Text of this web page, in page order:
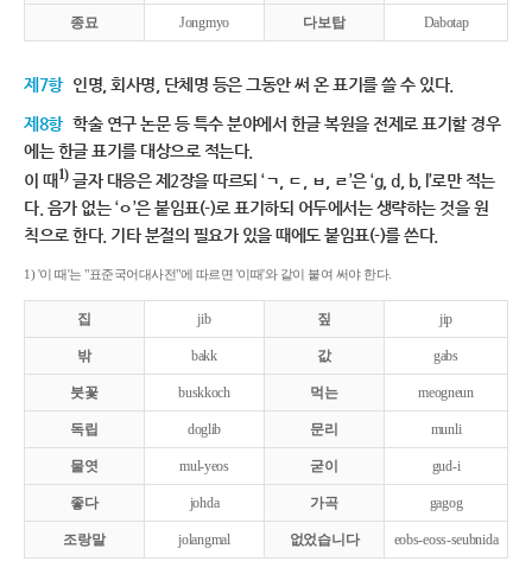
종묘 Jongmyo 다보탑 Dabotap
제7항 인명, 회사명, 단체명 등은 그동안 써 온 표기를 쓸 수 있다.
제8항 학술 연구 논문 등 특수 분야에서 한글 복원을 전제로 표기할 경우
에는 한글 표기를 대상으로 적는다.
이 때1)글자 대응은 제2장을 따르되 ‘ㄱ, ㄷ, ㅂ, ㄹ’은 ‘g, d, b, l’로만 적는
다. 음가 없는 ‘ㅇ’은 붙임표(-)로 표기하되 어두에서는 생략하는 것을 원
칙으로 한다. 기타 분절의 필요가 있을 때에도 붙임표(-)를 쓴다.
1) '이 때'는 "표준국어대사전"에 따르면 '이때'와 같이 붙여 써야 한다.
집 jib 짚 jip
밖 bakk 값 gabs
붓꽃 buskkoch 먹는 meogneun
독립 doglib 문리 munli
물엿 mul-yeos 굳이 gud-i
좋다 johda 가곡 gagog
조랑말 jolangmal 없었습니다 eobs-eoss-seubnida